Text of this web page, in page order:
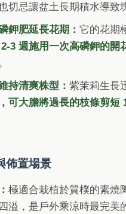
切忌讓盆土長期積水導致
鉀肥延長花期：它的花期
3 週施用一次高磷鉀的開
持清爽株型：紫茉莉生長
可大膽將過長的枝條剪短
佈置場景
極適合栽植於質樸的素燒
溢，是戶外乘涼時最完美